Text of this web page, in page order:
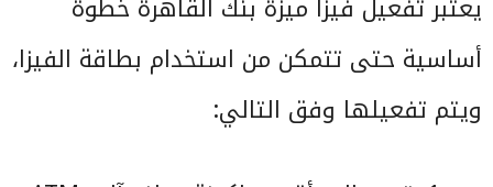
أساسية حتى تتمكن من استخدام بطاقة الفيزا،
ويتم تفعيلها وفق التالي: